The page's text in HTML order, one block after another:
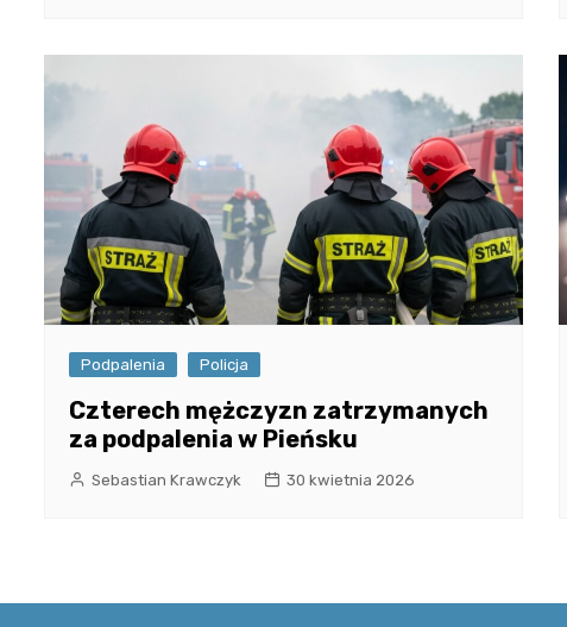
Podpalenia Policja
Czterech mężczyzn zatrzymanych
za podpalenia w Pieńsku
Sebastian Krawczyk 30 kwietnia 2026